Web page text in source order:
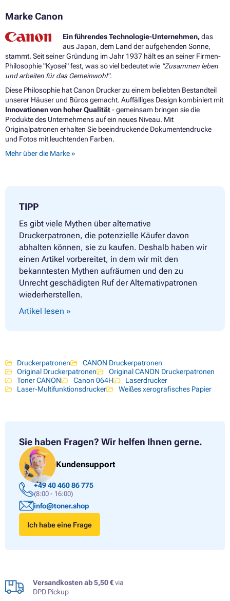
Marke Canon
Ein führendes Technologie-Unternehmen,das
aus Japan, dem Land der aufgehenden Sonne,
stammt. Seit seiner Gründung im Jahr 1937 hält es an seiner Firmen-
Philosophie "Kyosei" fest, was so viel bedeutet wie "Zusammen leben
und arbeiten für das Gemeinwohl".
Diese Philosophie hat Canon Drucker zu einem beliebten Bestandteil
unserer Häuser und Büros gemacht. Auffälliges Design kombiniert mit
Innovationen von hoher Qualität- gemeinsam bringen sie die
Produkte des Unternehmens auf ein neues Niveau. Mit
Originalpatronen erhalten Sie beeindruckende Dokumentendrucke
und Fotos mit leuchtenden Farben.
Mehr über die Marke »
TIPP
Es gibt viele Mythen über alternative
Druckerpatronen, die potenzielle Käufer davon
abhalten können, sie zu kaufen. Deshalb haben wir
einen Artikel vorbereitet, in dem wir mit den
bekanntesten Mythen aufräumen und den zu
Unrecht geschädigten Ruf der Alternativpatronen
wiederherstellen.
Artikel lesen »
Druckerpatronen
CANON Druckerpatronen
Original Druckerpatronen
Original CANON Druckerpatronen
Toner CANON
Canon 064H
Laserdrucker
Laser-Multifunktionsdrucker
Weißes xerografisches Papier
Sie haben Fragen? Wir helfen Ihnen gerne.
Kundensupport
+49 40 460 86 775
(8:00 - 16:00)
info@toner.shop
Ich habe eine Frage
Versandkosten ab 5,50 €via
DPD Pickup